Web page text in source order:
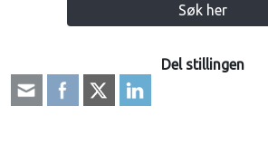
Søk her
Del stillingen